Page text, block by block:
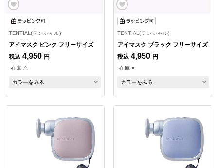
TENTIAL(テンシャル)
アイマスク ピンク フリーサイズ
税込 4,950 円
在庫 △
カラーをみる
TENTIAL(テンシャル)
アイマスク ブラック フリーサイズ
税込 4,950 円
在庫 ×
カラーをみる